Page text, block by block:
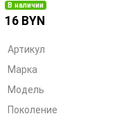
В наличии
16 BYN
Артикул
Марка
Модель
Поколение